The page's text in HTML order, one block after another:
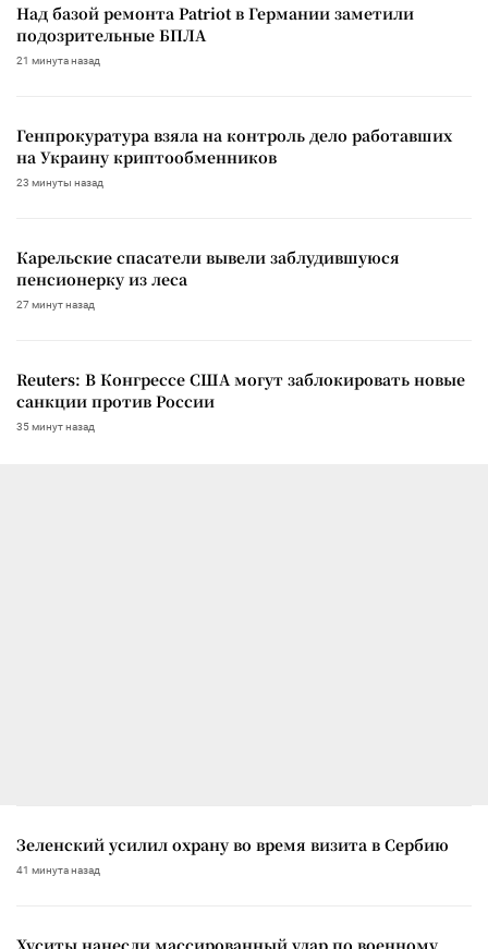
Над базой ремонта Patriot в Германии заметили
подозрительные БПЛА
21 минута назад
Генпрокуратура взяла на контроль дело работавших
на Украину криптообменников
23 минуты назад
Карельские спасатели вывели заблудившуюся
пенсионерку из леса
27 минут назад
Reuters: В Конгрессе США могут заблокировать новые
санкции против России
35 минут назад
Зеленский усилил охрану во время визита в Сербию
41 минута назад
Хуситы нанесли массированный удар по военному